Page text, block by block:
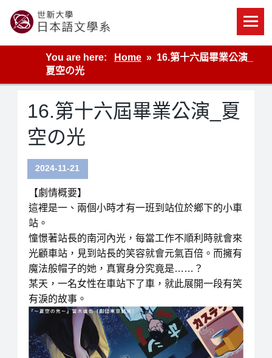
content
世新大學教學單位的網站
You are here:
Home
16.第十六屆畢業公演_
夏空の光
16.第十六屆畢業公演_夏
空の光
2024-11-21
【劇情概要】
這裡是一、兩個小時才有一班到站位於鄉下的小車
站。
憧憬著站長的南河內光，每當工作不順利時就會來
光顧車站，見到站長的笑容就會元氣百倍。而擁有
魔法般帽子的她，真實身分究竟是……？
某天，一名女性在車站下了車，就此展開一段有笑
有淚的故事。